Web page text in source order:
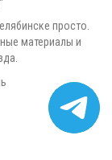
просто.
материалы и